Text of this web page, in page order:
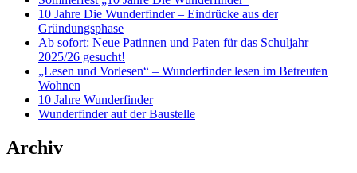
10 Jahre Die Wunderfinder – Eindrücke aus der
Gründungsphase
Ab sofort: Neue Patinnen und Paten für das Schuljahr
2025/26 gesucht!
„Lesen und Vorlesen“ – Wunderfinder lesen im Betreuten
Wohnen
10 Jahre Wunderfinder
Wunderfinder auf der Baustelle
Archiv